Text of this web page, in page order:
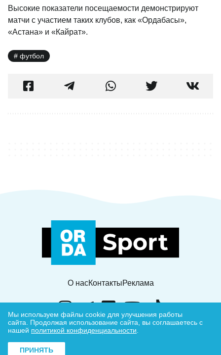
Высокие показатели посещаемости демонстрируют
матчи с участием таких клубов, как «Ордабасы»,
«Астана» и «Кайрат».
футбол
О насКонтактыРеклама
© ORDA,2026
Мы используем файлы cookie для улучшения работы
сайта. Продолжая использование сайта, вы соглашаетесь с
нашей политикой конфиденциальности
ПРИНЯТЬ